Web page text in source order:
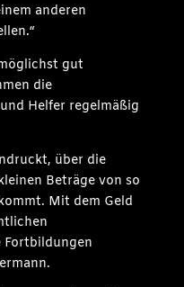
anderen
gut
die
Helfer regelmäßig
über die
Beträge von so
Mit dem Geld